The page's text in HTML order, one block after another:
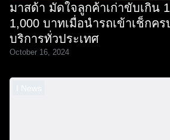
us
มาสด้า มัดใจลูกค้าเก่าขับเกิน
1,000 บาทเมื่อนำรถเข้าเช็กค
บริการทั่วประเทศ
October 16, 2024
I News